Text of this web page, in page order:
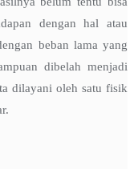
dengan hal atau
beban lama yang
dibelah menjadi
dilayani oleh satu fisik